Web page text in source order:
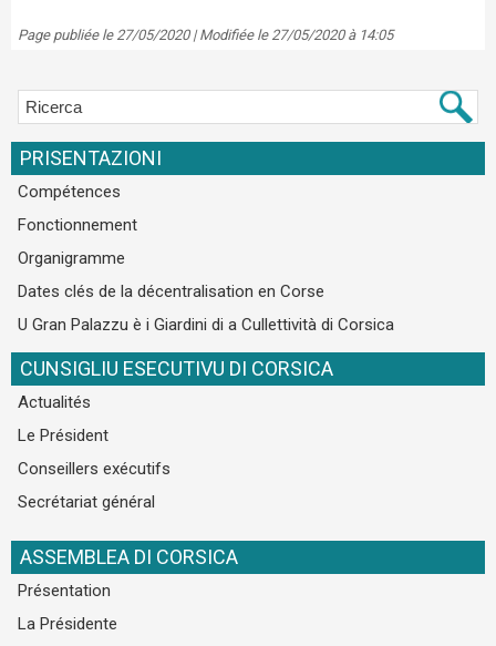
Page publiée le 27/05/2020 | Modifiée le 27/05/2020 à 14:05
PRISENTAZIONI
Compétences
Fonctionnement
Organigramme
Dates clés de la décentralisation en Corse
U Gran Palazzu è i Giardini di a Cullettività di Corsica
CUNSIGLIU ESECUTIVU DI CORSICA
Actualités
Le Président
Conseillers exécutifs
Secrétariat général
ASSEMBLEA DI CORSICA
Présentation
La Présidente